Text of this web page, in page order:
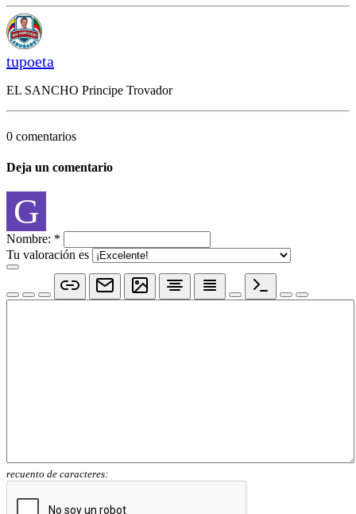
tupoeta
EL SANCHO Principe Trovador
0 comentarios
Deja un comentario
G
Nombre: *
Tu valoración es
recuento de caracteres: